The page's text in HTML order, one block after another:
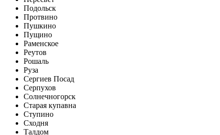
Подольск
Протвино
Пушкино
Пущино
Раменское
Реутов
Рошаль
Руза
Сергиев Посад
Серпухов
Солнечногорск
Старая купавна
Ступино
Сходня
Талдом